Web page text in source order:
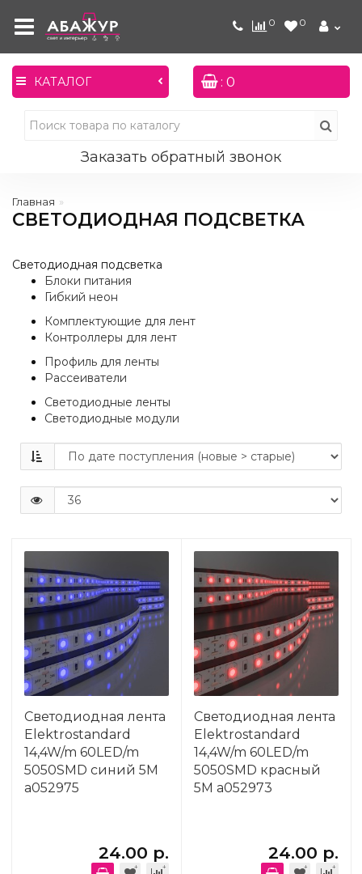
0 0
КАТАЛОГ : 0
Заказать обратный звонок
Главная
СВЕТОДИОДНАЯ ПОДСВЕТКА
Светодиодная подсветка
Блоки питания
Гибкий неон
Комплектующие для лент
Контроллеры для лент
Профиль для ленты
Рассеиватели
Светодиодные ленты
Светодиодные модули
Светодиодная лента
Elektrostandard
14,4W/m 60LED/m
5050SMD синий 5M
a052975
24.00 р.
Светодиодная лента
Elektrostandard
14,4W/m 60LED/m
5050SMD красный
5M a052973
24.00 р.